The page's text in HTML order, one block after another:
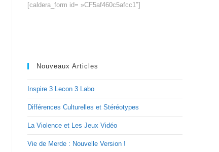
[caldera_form id= »CF5af460c5afcc1″]
Nouveaux Articles
Inspire 3 Lecon 3 Labo
Différences Culturelles et Stéréotypes
La Violence et Les Jeux Vidéo
Vie de Merde : Nouvelle Version !